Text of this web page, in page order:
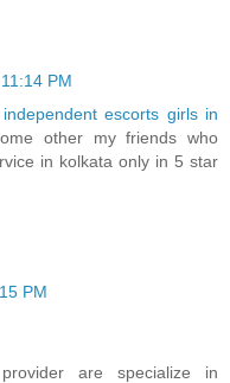
PM
independent escorts girls in
other my friends who
in kolkata only in 5 star
PM
are specialize in